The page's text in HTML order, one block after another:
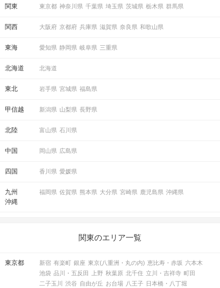
関東 東京都 神奈川県 千葉県 埼玉県 茨城県 栃木県 群馬県
関西 大阪府 京都府 兵庫県 滋賀県 奈良県 和歌山県
東海 愛知県 静岡県 岐阜県 三重県
北海道 北海道
東北 岩手県 宮城県 福島県
甲信越 新潟県 山梨県 長野県
北陸 富山県 石川県
中国 岡山県 広島県
四国 香川県 愛媛県
九州
沖縄
福岡県 佐賀県 熊本県 大分県 宮崎県 鹿児島県 沖縄県
関東のエリア一覧
東京都 新宿 有楽町 銀座 東京(八重洲・丸の内) 恵比寿・赤坂 六本木
池袋 品川・五反田 上野 秋葉原 北千住 立川・吉祥寺 町田
二子玉川
渋谷 自由が丘 お台場 八王子 日本橋・八丁堀